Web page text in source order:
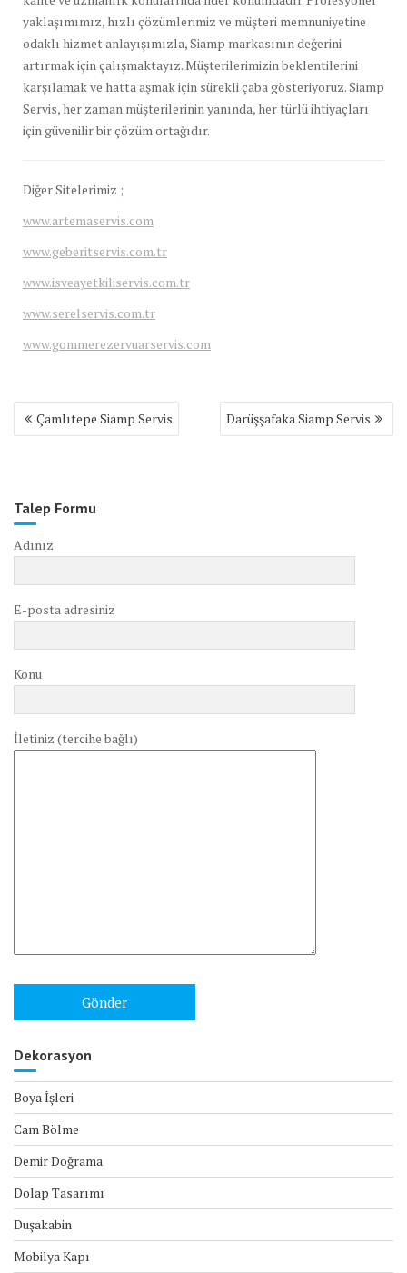
yaklaşımımız, hızlı çözümlerimiz ve müşteri memnuniyetine
odaklı hizmet anlayışımızla, Siamp markasının değerini
artırmak için çalışmaktayız. Müşterilerimizin beklentilerini
karşılamak ve hatta aşmak için sürekli çaba gösteriyoruz. Siamp
Servis, her zaman müşterilerinin yanında, her türlü ihtiyaçları
için güvenilir bir çözüm ortağıdır.
Diğer Sitelerimiz ;
www.artemaservis.com
www.geberitservis.com.tr
www.isveayetkiliservis.com.tr
www.serelservis.com.tr
www.gommerezervuarservis.com
Yazı
gezinmesi
Çamlıtepe Siamp Servis Darüşşafaka Siamp Servis
Talep Formu
Adınız
E-posta adresiniz
Konu
İletiniz (tercihe bağlı)
Dekorasyon
Boya İşleri
Cam Bölme
Demir Doğrama
Dolap Tasarımı
Duşakabin
Mobilya Kapı